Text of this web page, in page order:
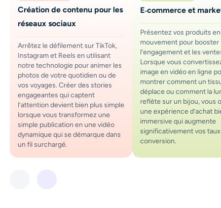
Création de contenu pour les
réseaux sociaux
Arrêtez le défilement sur TikTok,
Instagram et Reels en utilisant
notre technologie pour animer les
photos de votre quotidien ou de
vos voyages. Créer des stories
engageantes qui captent
l’attention devient bien plus simple
lorsque vous transformez une
simple publication en une vidéo
dynamique qui se démarque dans
un fil surchargé.
E‑commerce et
Présentez vos produits en
mouvement pour booster
l’engagement et les
Lorsque vous
image en vidéo en ligne
montrer comment un
déplace ou comment la
reflète sur un bijou, vous
une expérience d’achat
immersive qui augmente
significativement vos
conversion.